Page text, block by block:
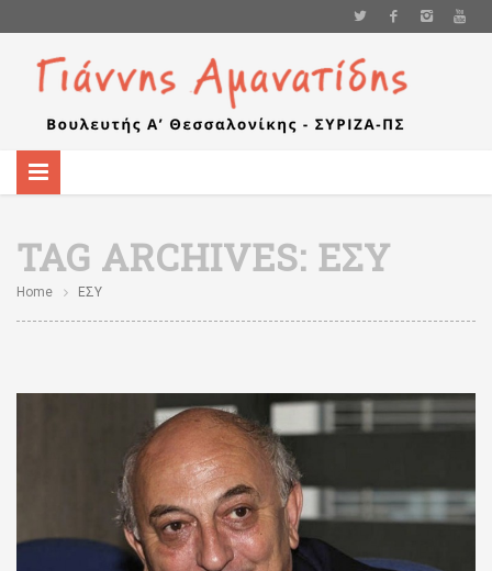
TAG ARCHIVES: ΕΣΥ
Home ΕΣΥ